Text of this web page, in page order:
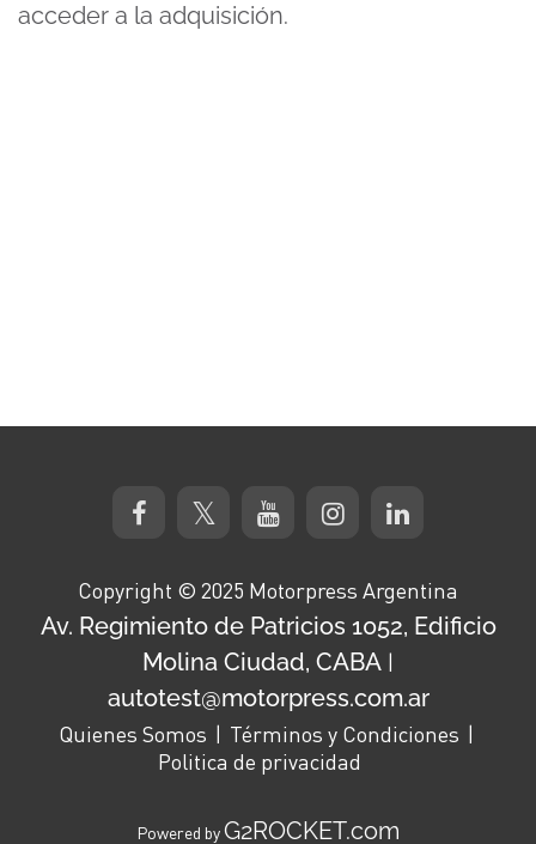
acceder a la adquisición.
Copyright © 2025 Motorpress Argentina
Av. Regimiento de Patricios 1052, Edificio
Molina Ciudad, CABA |
autotest@motorpress.com.ar
Quienes Somos
Términos y Condiciones
Politica de privacidad
Powered byG2ROCKET.com